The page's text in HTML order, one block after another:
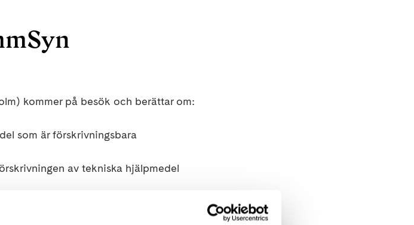
kommer på besök och berättar om:
som är förskrivningsbara
av tekniska hjälpmedel